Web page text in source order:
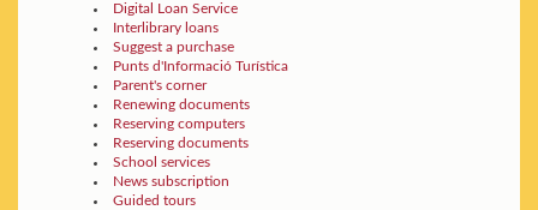
Digital Loan Service
Interlibrary loans
Suggest a purchase
Punts d'Informació Turística
Parent's corner
Renewing documents
Reserving computers
Reserving documents
School services
News subscription
Guided tours